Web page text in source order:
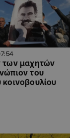
των μαχητών
του
κοινοβουλίου